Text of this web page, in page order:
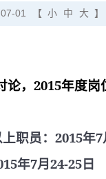
01 【 小 中 大 】
论，2015年度岗
职员： 2015年7
年7月24-25日